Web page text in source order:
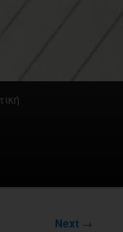
Next →